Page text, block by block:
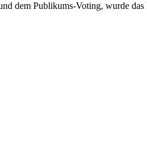
dem Publikums-Voting, wurde das